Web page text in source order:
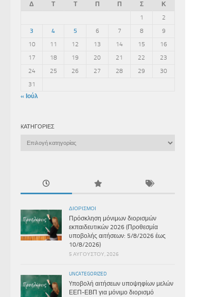
Δ
Τ Τ Π Π Σ
Κ
1
2
3
4 5 6 7 8
9
10
11 12 13 14 15
16
17
18 19 20 21 22
23
24
25 26 27 28 29
30
31
« Ιούλ
KΑΤΗΓΟΡΊΕΣ
Kατηγορίες
ΔΙΟΡΙΣΜΟΊ
Πρόσκληση μόνιμων διορισμών
εκπαιδευτικών 2026 (Προθεσμία
υποβολής αιτήσεων: 5/8/2026 έως
10/8/2026)
5 ΑΥΓΟΎΣΤΟΥ, 2026
UNCATEGORIZED
Yποβολή αιτήσεων υποψηφίων μελών
ΕΕΠ-ΕΒΠ για μόνιμο διορισμό